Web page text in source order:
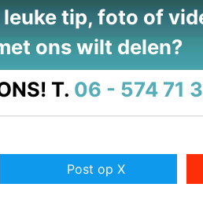
leuke tip, foto of
ons wilt delen?
T. 06 - 574 71
Post op X